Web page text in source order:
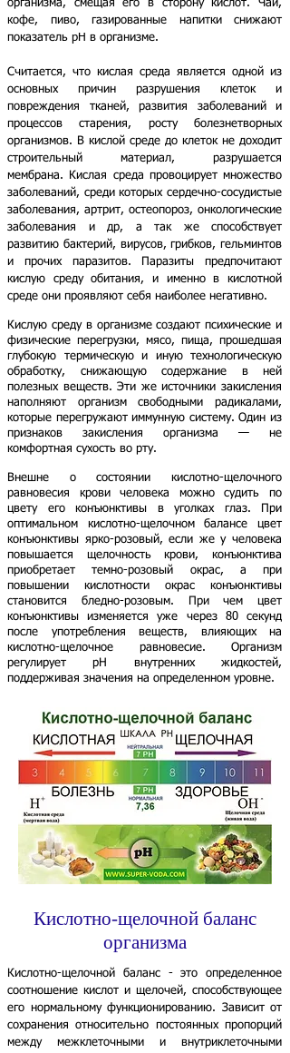
организма, смещая его в сторону кислот. Чай,
кофе, пиво, газированные напитки снижают
показатель pH в организме.
Считается, что кислая среда является одной из
основных причин разрушения клеток и
повреждения тканей, развития заболеваний и
процессов старения, росту болезнетворных
организмов. В кислой среде до клеток не доходит
строительный материал, разрушается
мембрана. Кислая среда провоцирует множество
заболеваний, среди которых сердечно-сосудистые
заболевания, артрит, остеопороз, онкологические
заболевания и др, а так же способствует
развитию бактерий, вирусов, грибков, гельминтов
и прочих паразитов. Паразиты предпочитают
кислую среду обитания, и именно в кислотной
среде они проявляют себя наиболее негативно.
Кислую среду в организме создают психические и
физические перегрузки, мясо, пища, прошедшая
глубокую термическую и иную технологическую
обработку, снижающую содержание в ней
полезных веществ. Эти же источники закисления
наполняют организм свободными радикалами,
которые перегружают иммунную систему. Один из
признаков закисления организма — не
комфортная сухость во рту.
Внешне о состоянии кислотно-щелочного
равновесия крови человека можно судить по
цвету его конъюнктивы в уголках глаз. При
оптимальном кислотно-щелочном балансе цвет
конъюнктивы ярко-розовый, если же у человека
повышается щелочность крови, конъюнктива
приобретает темно-розовый окрас, а при
повышении кислотности окрас конъюнктивы
становится бледно-розовым. При чем цвет
конъюнктивы изменяется уже через 80 секунд
после употребления веществ, влияющих на
кислотно-щелочное равновесие. Организм
регулирует рН внутренних жидкостей,
поддерживая значения на определенном уровне.
Кислотно-щелочной баланс
организма
Кислотно-щелочной баланс - это определенное
соотношение кислот и щелочей, способствующее
его нормальному функционированию. Зависит от
сохранения относительно постоянных пропорций
между межклеточными и внутриклеточными